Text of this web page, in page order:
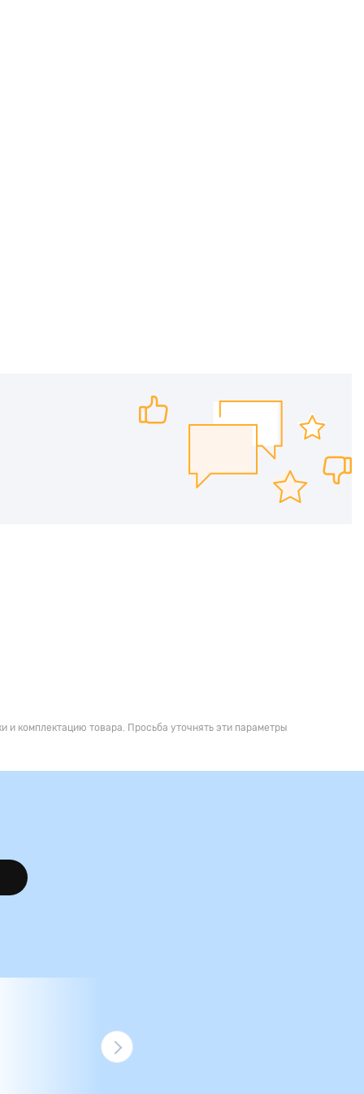
и комплектацию товара. Просьба уточнять эти параметры